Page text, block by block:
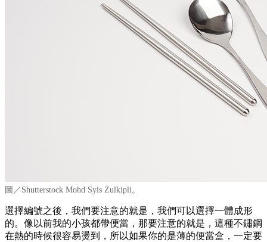
圖／Shutterstock Mohd Syis Zulkipli。
選擇編號之後，我們要注意的就是，我們可以選擇一體成形
的。像以前我的小孩都帶便當，那要注意的就是，這種不鏽鋼
在熱的時候很容易燙到，所以如果你的是薄的便當盒，一定要